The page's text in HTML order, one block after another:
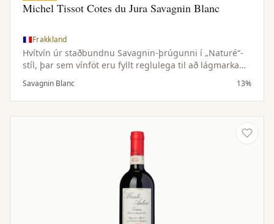
Michel Tissot Cotes du Jura Savagnin Blanc
Frakkland
Hvítvín úr staðbundnu Savagnin-þrúgunni í „Naturé“-
stíl, þar sem vínföt eru fyllt reglulega til að lágmarka
snertingu við súrefni. Ólíkt hefðbundnum oxunarstíl
Jura-vína dregur þessi aðferð fram steinefnaríkan og
ilmsterkan karakter þrúgunnar í þéttu og fersku víni.
Savagnin Blanc 13%